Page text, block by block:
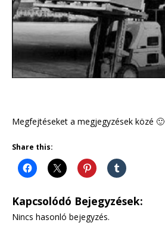
Megfejtéseket a megjegyzések közé 🙂
Share this:
Kapcsolódó Bejegyzések:
Nincs hasonló bejegyzés.